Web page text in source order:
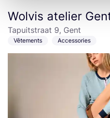
Wolvis atelier
Tapuitstraat 9, Gent
Vêtements Accessories